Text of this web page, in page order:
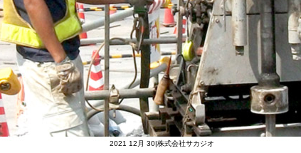
2021 12月 30|株式会社サカジオ